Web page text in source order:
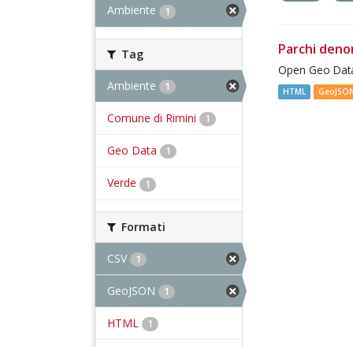
Ambiente 1
Tag
Ambiente 1
Comune di Rimini 1
Geo Data 1
Verde 1
Formati
CSV 1
GeoJSON 1
HTML 1
Parchi
Open Geo
HTML